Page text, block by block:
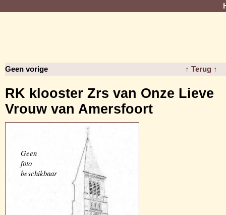
Geen vorige ↑ Terug ↑
RK klooster Zrs van Onze Lieve
Vrouw van Amersfoort
Geen
foto
beschikbaar